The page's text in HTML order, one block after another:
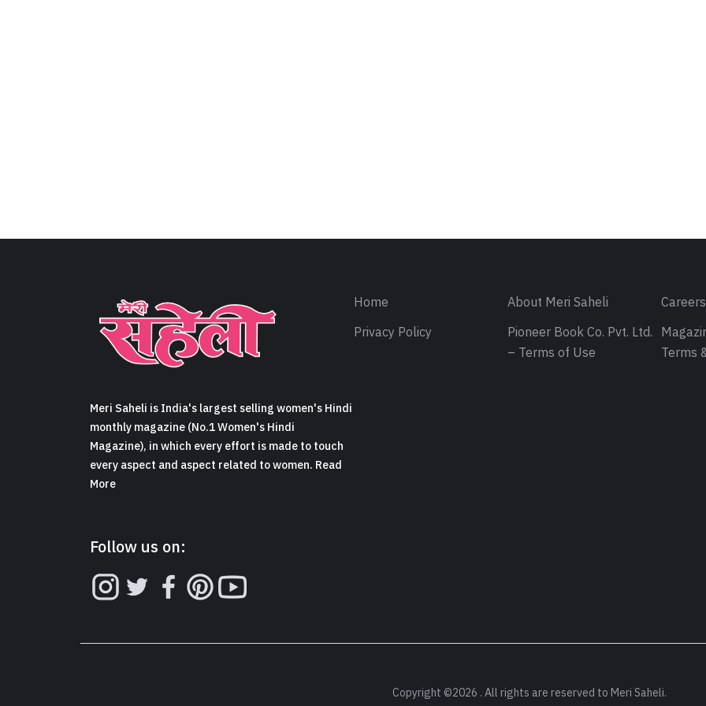
Meri Saheli is India's largest selling women's Hindi
monthly magazine (No.1 Women's Hindi
Magazine), in which every effort is made to touch
every aspect and aspect related to women. Read
More
Follow us on:
Home About Meri Saheli Careers
Privacy Policy
Pioneer Book Co. Pvt. Ltd.
– Terms of Use
Terms
Copyright ©2026 . All rights are reserved to Meri Saheli.